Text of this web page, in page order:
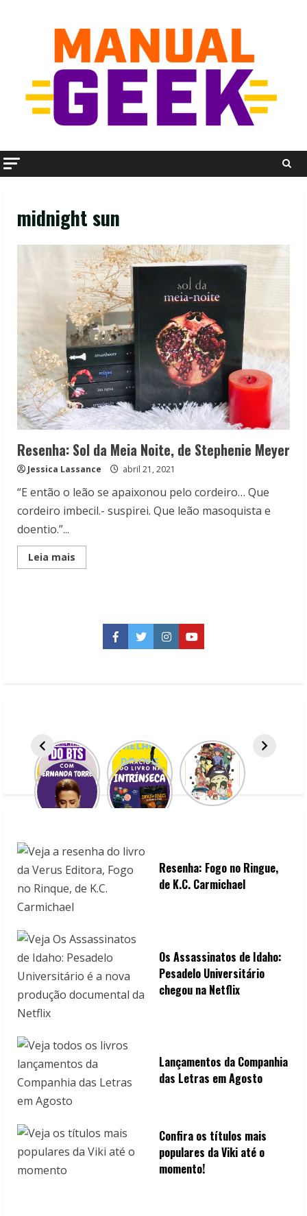
midnight sun
Resenha: Sol da Meia Noite, de Stephenie Meyer
Jessica Lassance abril 21, 2021
“E então o leão se apaixonou pelo cordeiro… Que
cordeiro imbecil.- suspirei. Que leão masoquista e
doentio.”...
Leia mais
more
Noite,
Stephenie
Meyer
Facebook
TwitterInstagramYouTube
Resenha: Fogo no Ringue,
de K.C. Carmichael
Os Assassinatos de Idaho:
Pesadelo Universitário
chegou na Netflix
Lançamentos da Companhia
das Letras em Agosto
Confira os títulos mais
populares da Viki até o
momento!